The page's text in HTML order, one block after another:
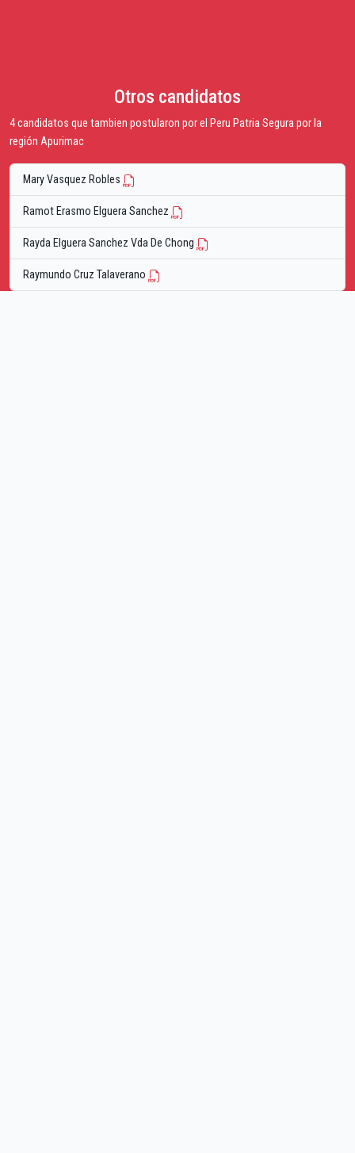
Otros candidatos
4 candidatos que tambien postularon por el Peru Patria Segura por la
región Apurimac
Mary Vasquez Robles
Ramot Erasmo Elguera Sanchez
Rayda Elguera Sanchez Vda De Chong
Raymundo Cruz Talaverano